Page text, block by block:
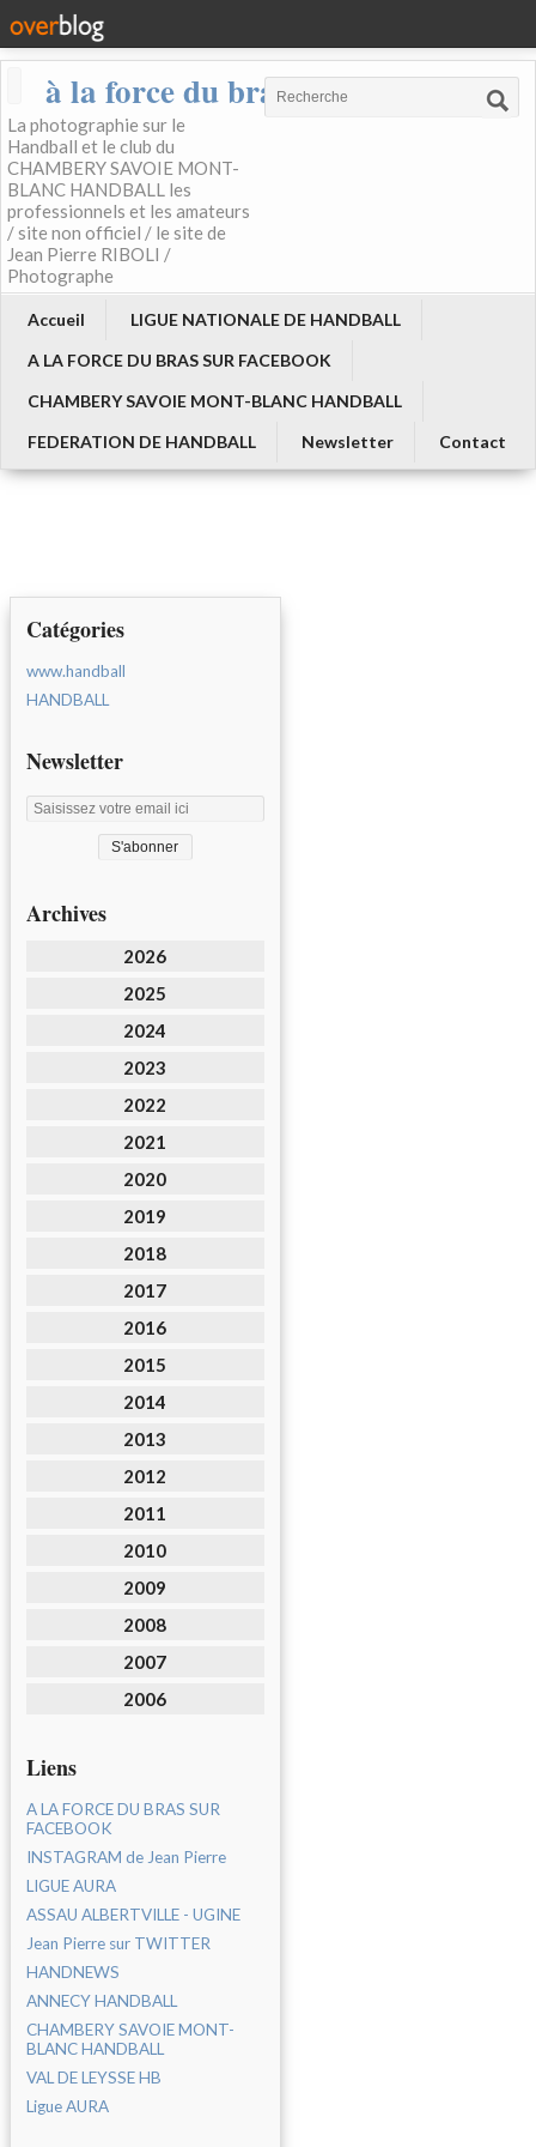
à la force du bras
La photographie sur le
Handball et le club du
CHAMBERY SAVOIE MONT-
BLANC HANDBALL les
professionnels et les amateurs
/ site non officiel / le site de
Jean Pierre RIBOLI /
Photographe
Accueil
LIGUE NATIONALE DE HANDBALL
A LA FORCE DU BRAS SUR FACEBOOK
CHAMBERY SAVOIE MONT-BLANC HANDBALL
FEDERATION DE HANDBALL
Newsletter Contact
Catégories
www.handball
HANDBALL
Newsletter
Archives
2026
2025
2024
2023
2022
2021
2020
2019
2018
2017
2016
2015
2014
2013
2012
2011
2010
2009
2008
2007
2006
Liens
A LA FORCE DU BRAS SUR
FACEBOOK
INSTAGRAM de Jean Pierre
LIGUE AURA
ASSAU ALBERTVILLE - UGINE
Jean Pierre sur TWITTER
HANDNEWS
ANNECY HANDBALL
CHAMBERY SAVOIE MONT-
BLANC HANDBALL
VAL DE LEYSSE HB
Ligue AURA